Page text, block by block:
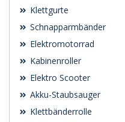
Klettgurte
Schnapparmbänder
Elektromotorrad
Kabinenroller
Elektro Scooter
Akku-Staubsauger
Klettbänderrolle